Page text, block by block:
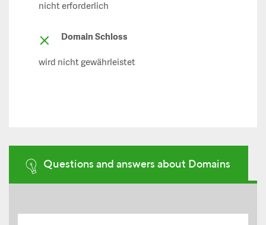
nicht erforderlich
Domain Schloss
wird nicht gewährleistet
Questions and answers about Domains